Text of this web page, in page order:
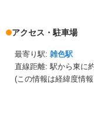
アクセス・駐車場
最寄り駅: 雑色駅
直線距離: 駅から東に
(この情報は経緯度情